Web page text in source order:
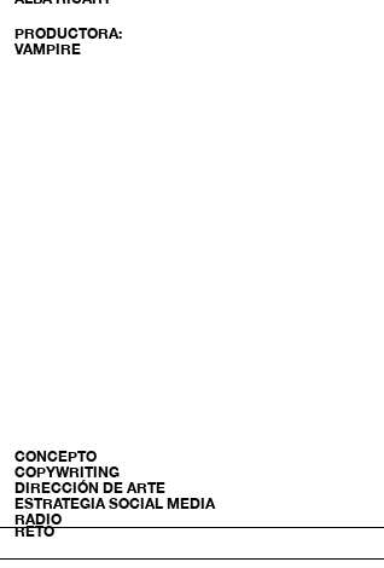
PRODUCTORA:
VAMPIRE
CONCEPTO
COPYWRITING
DIRECCIÓN DE ARTE
ESTRATEGIA SOCIAL MEDIA
RADIO
RETO